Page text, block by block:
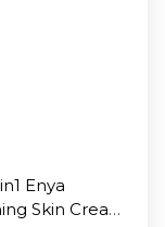
Enya
Skin Cream